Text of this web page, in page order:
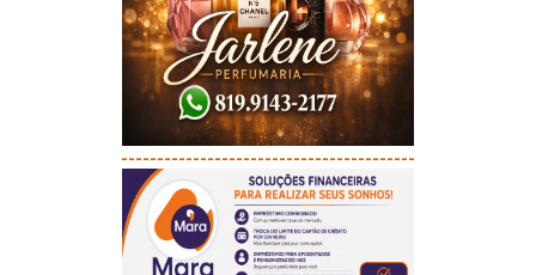
-----------------------------------------